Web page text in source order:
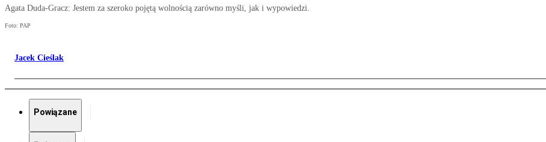
Agata Duda-Gracz: Jestem za szeroko pojętą wolnością zarówno myśli, jak i wypowiedzi.
Foto: PAP
Jacek Cieślak
Powiązane